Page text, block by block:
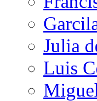
Julia
Luis